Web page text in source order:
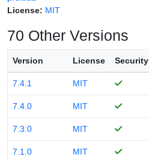
License: MIT
70 Other Versions
Version License Security
7.4.1 MIT
7.4.0 MIT
7.3.0 MIT
7.1.0 MIT